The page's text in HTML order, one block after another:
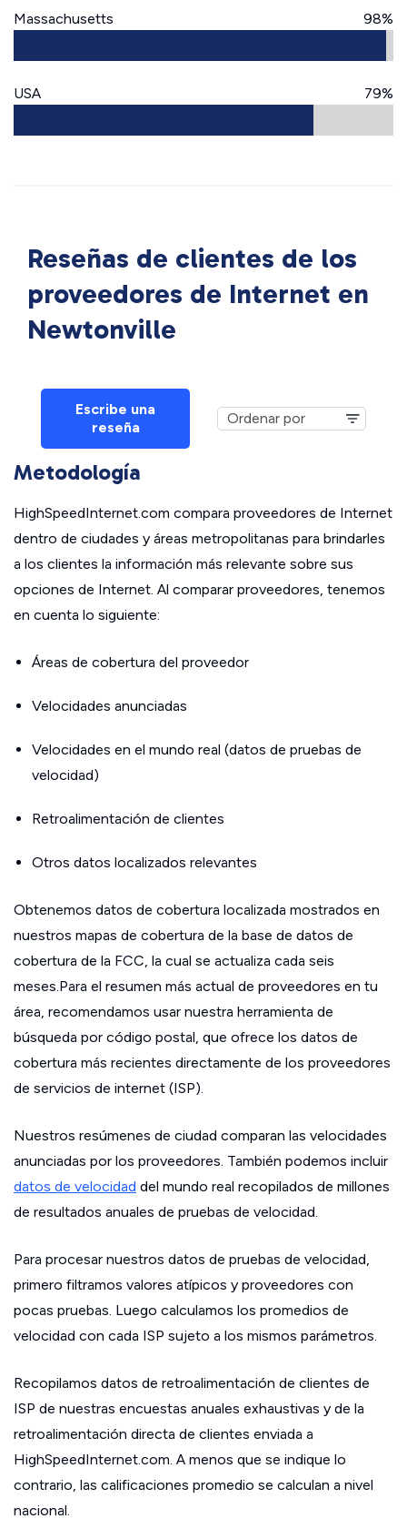
Massachusetts 98%
USA 79%
Reseñas de clientes de los
proveedores de Internet en
Newtonville
Escribe una
reseña
Metodología
HighSpeedInternet.com compara proveedores de Internet
dentro de ciudades y áreas metropolitanas para brindarles
a los clientes la información más relevante sobre sus
opciones de Internet. Al comparar proveedores, tenemos
en cuenta lo siguiente:
Áreas de cobertura del proveedor
Velocidades anunciadas
Velocidades en el mundo real (datos de pruebas de
velocidad)
Retroalimentación de clientes
Otros datos localizados relevantes
Obtenemos datos de cobertura localizada mostrados en
nuestros mapas de cobertura de la base de datos de
cobertura de la FCC, la cual se actualiza cada seis
meses.Para el resumen más actual de proveedores en tu
área, recomendamos usar nuestra herramienta de
búsqueda por código postal, que ofrece los datos de
cobertura más recientes directamente de los proveedores
de servicios de internet (ISP).
Nuestros resúmenes de ciudad comparan las velocidades
anunciadas por los proveedores. También podemos incluir
datos de velocidad del mundo real recopilados de millones
de resultados anuales de pruebas de velocidad.
Para procesar nuestros datos de pruebas de velocidad,
primero filtramos valores atípicos y proveedores con
pocas pruebas. Luego calculamos los promedios de
velocidad con cada ISP sujeto a los mismos parámetros.
Recopilamos datos de retroalimentación de clientes de
ISP de nuestras encuestas anuales exhaustivas y de la
retroalimentación directa de clientes enviada a
HighSpeedInternet.com. A menos que se indique lo
contrario, las calificaciones promedio se calculan a nivel
nacional.